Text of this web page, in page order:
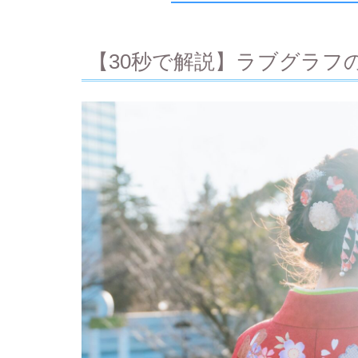
【30秒で解説】ラブグラフ